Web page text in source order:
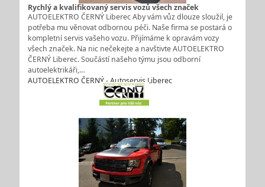
Rychlý a kvalifikovaný servis vozů všech značek
AUTOELEKTRO ČERNÝ Liberec Aby vám vůz dlouze sloužil, je
potřeba mu věnovat odbornou péči. Naše firma se postará o
kompletní servis vašeho vozu. Přijímáme k opravám vozy
všech značek. Na nic nečekejte a navštivte AUTOELEKTRO
ČERNÝ Liberec. Součástí našeho týmu jsou odborní
autoelektrikáři,…
AUTOELEKTRO ČERNÝ - Autoservis Liberec